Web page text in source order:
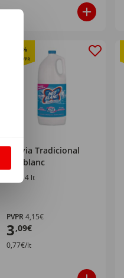
%
Lixívia Tradicional
Neoblanc
emb. 4 lt
PVPR4,15€
3,09€
0,77€/lt